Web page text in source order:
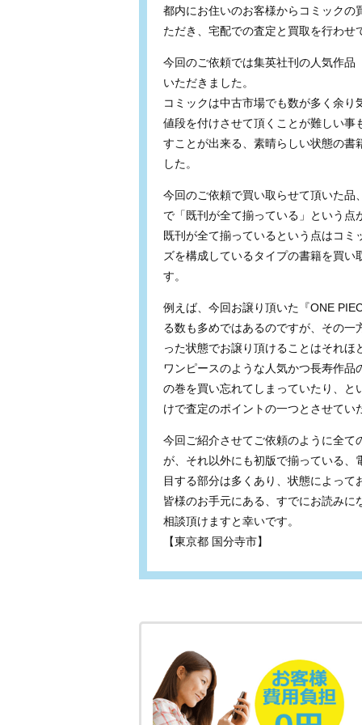
都内にお住いのお客様からコミック
ただき、宅配での査定と買取を行わせ
今回のご依頼では集英社刊の人気作品
いただきました。
コミックは中古市場でも数が多く余
値段を付けさせて頂くことが難しい
すことが出来る、素晴らしい状態の
した。
今回のご依頼で買い取らせて頂いた
で「既刊が全て揃っている」という点
既刊が全て揃っているという点はコ
ズを構成しているタイプの書籍を買
す。
例えば、今回お譲り頂いた『ONE
る数も多めではあるのですが、その
った状態でお譲り頂けることはそれほ
ワンピースのような人気かつ長寿作
の巻を買い忘れてしまっていたり、
けで査定のポイントの一つとさせてい
今回ご紹介させてご依頼のように全
が、それ以外にも初版で揃っている
目する部分は多くあり、状態によっ
皆様のお手元にある、すでにお読み
相談頂けますと幸いです。
【東京都 国分寺市】